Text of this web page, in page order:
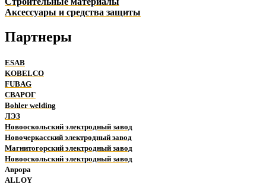
Аксессуары и средства защиты
Партнеры
ESAB
KOBELCO
FUBAG
СВАРОГ
Bohler welding
ЛЭЗ
Новооскольский электродный завод
Новочеркасский электродный завод
Магнитогорский электродный завод
Новооскольский электродный завод
Аврора
ALLOY